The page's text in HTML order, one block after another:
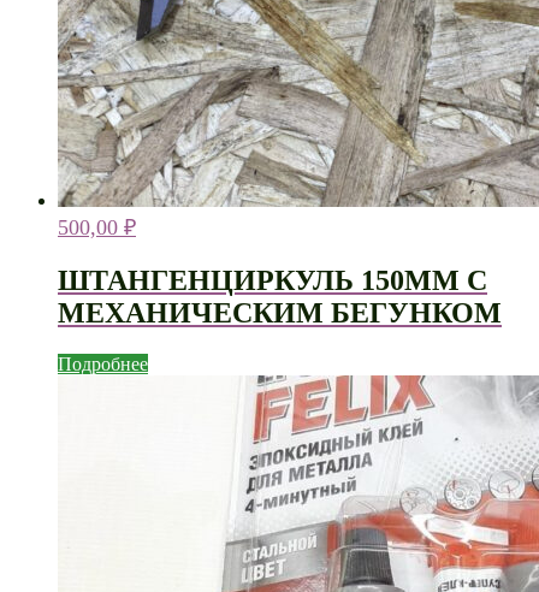
500,00 ₽
ШТАНГЕНЦИРКУЛЬ 150ММ С
МЕХАНИЧЕСКИМ БЕГУНКОМ
Подробнее